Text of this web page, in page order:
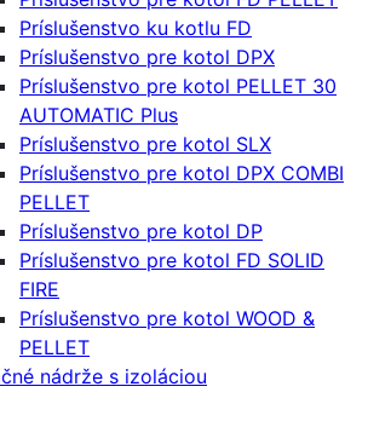
Príslušenstvo ku kotlu FD
Príslušenstvo pre kotol DPX
Príslušenstvo pre kotol PELLET 30
AUTOMATIC Plus
Príslušenstvo pre kotol SLX
Príslušenstvo pre kotol DPX COMBI
PELLET
Príslušenstvo pre kotol DP
Príslušenstvo pre kotol FD SOLID
FIRE
Príslušenstvo pre kotol WOOD &
PELLET
nádrže s izoláciou